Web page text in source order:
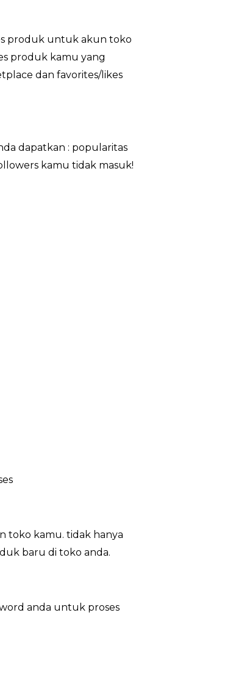
produk untuk akun toko
produk kamu yang
dan favorites/likes
dapatkan : popularitas
kamu tidak masuk!
toko kamu. tidak hanya
baru di toko anda.
anda untuk proses